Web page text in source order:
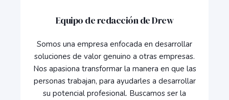
Equipo de redacción de Drew
Somos una empresa enfocada en desarrollar
soluciones de valor genuino a otras empresas.
Nos apasiona transformar la manera en que las
personas trabajan, para ayudarles a desarrollar
su potencial profesional. Buscamos ser la